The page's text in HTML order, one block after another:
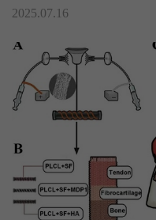
2025.07.16